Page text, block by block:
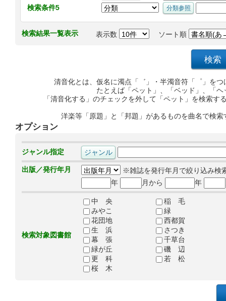
検索条件5
検索結果一覧表示 表示数 ソート順
清音化とは、仮名に濁点「゛」・半濁音符「゜」を
たとえば「ペット」、「ベッド」、「
「清音化する」のチェックを外して「ペット」を検索
洋楽等「原題」と「邦題」があるものを曲名で検
オプション
ジャンル指定
出版／発行年月
※雑誌を発行年月で絞り込み検
年
月から 年
検索対象図書館
中 央
稲 毛
みやこ
緑
花団地
西都賀
生 浜
さつき
幕 張
千草台
緑が丘
磯 辺
更 科
若 松
桜 木